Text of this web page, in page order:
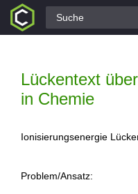
Alle Fragen
Lückentext
in Chemie
Ionisierungsenergie
Problem/Ansatz: